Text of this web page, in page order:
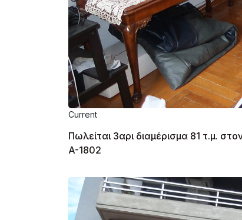
Current
Πωλείται 3αρι διαμέρισμα 81 τ.μ.
A-1802